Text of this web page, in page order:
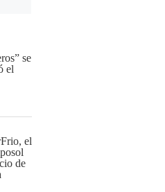
se
el
el
de